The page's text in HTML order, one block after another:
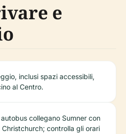
e
inclusi spazi accessibili,
al Centro.
collegano Sumner con
Christchurch; controlla gli orari